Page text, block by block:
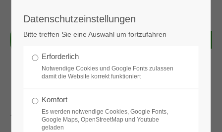
Aktuelle News & Bilder
Datenschutzeinstellungen
Bitte treffen Sie eine Auswahl um fortzufahren
Erforderlich
Notwendige Cookies und Google Fonts zulassen
damit die Website korrekt funktioniert
Komfort
Es werden notwendige Cookies, Google Fonts,
Google Maps, OpenStreetMap und Youtube
geladen